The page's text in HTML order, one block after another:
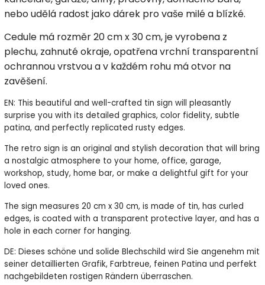
nebo udělá radost jako dárek pro vaše milé a blízké.
Cedule má rozměr 20 cm x 30 cm, je vyrobena z
plechu, zahnuté okraje, opatřena vrchní transparentní
ochrannou vrstvou a v každém rohu má otvor na
zavěšení.
EN: This beautiful and well-crafted tin sign will pleasantly
surprise you with its detailed graphics, color fidelity, subtle
patina, and perfectly replicated rusty edges.
The retro sign is an original and stylish decoration that will bring
a nostalgic atmosphere to your home, office, garage,
workshop, study, home bar, or make a delightful gift for your
loved ones.
The sign measures 20 cm x 30 cm, is made of tin, has curled
edges, is coated with a transparent protective layer, and has a
hole in each corner for hanging.
DE: Dieses schöne und solide Blechschild wird Sie angenehm mit
seiner detaillierten Grafik, Farbtreue, feinen Patina und perfekt
nachgebildeten rostigen Rändern überraschen.